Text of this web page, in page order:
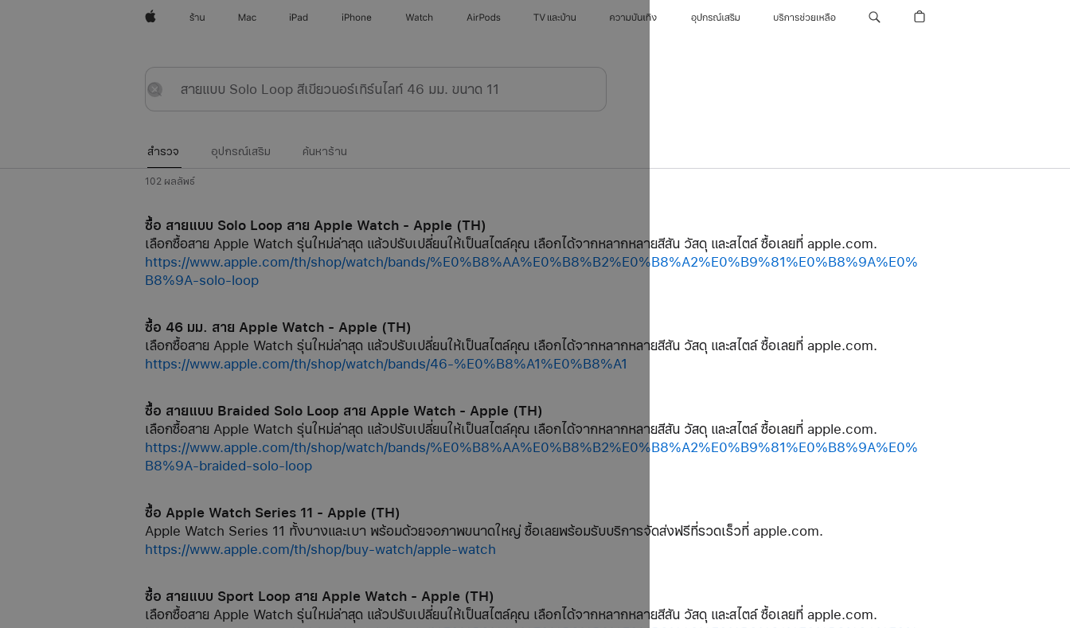
Appleร้าน Mac iPad iPhone Watch AirPods TV และบ้าน ความบันเทิง อุปกรณ์เสริม บริการช่วยเหลือ
ส่ง
รีเซ็ต
สำรวจ อุปกรณ์เสริม ค้นหาร้าน
102 ผลลัพธ์
ซื้อ สายแบบ Solo Loop สาย Apple Watch - Apple (TH)
เลือกซื้อสาย Apple Watch รุ่นใหม่ล่าสุด แล้วปรับเปลี่ยนให้เป็นสไตล์คุณ เลือกได้จากหลากหลายสีสัน วัสดุ และสไตล์ ซื้อเลยที่ apple.com.
https://www.apple.com/th/shop/watch/bands/%E0%B8%AA%E0%B8%B2%E0%B8%A2%E0%B9%81%E0%B8%9A%E0%
B8%9A-solo-loop
ซื้อ 46 มม. สาย Apple Watch - Apple (TH)
เลือกซื้อสาย Apple Watch รุ่นใหม่ล่าสุด แล้วปรับเปลี่ยนให้เป็นสไตล์คุณ เลือกได้จากหลากหลายสีสัน วัสดุ และสไตล์ ซื้อเลยที่ apple.com.
https://www.apple.com/th/shop/watch/bands/46-%E0%B8%A1%E0%B8%A1
ซื้อ สายแบบ Braided Solo Loop สาย Apple Watch - Apple (TH)
เลือกซื้อสาย Apple Watch รุ่นใหม่ล่าสุด แล้วปรับเปลี่ยนให้เป็นสไตล์คุณ เลือกได้จากหลากหลายสีสัน วัสดุ และสไตล์ ซื้อเลยที่ apple.com.
https://www.apple.com/th/shop/watch/bands/%E0%B8%AA%E0%B8%B2%E0%B8%A2%E0%B9%81%E0%B8%9A%E0%
B8%9A-braided-solo-loop
ซื้อ Apple Watch Series 11 - Apple (TH)
Apple Watch Series 11 ทั้งบางและเบา พร้อมด้วยจอภาพขนาดใหญ่ ซื้อเลยพร้อมรับบริการจัดส่งฟรีที่รวดเร็วที่ apple.com.
https://www.apple.com/th/shop/buy-watch/apple-watch
ซื้อ สายแบบ Sport Loop สาย Apple Watch - Apple (TH)
เลือกซื้อสาย Apple Watch รุ่นใหม่ล่าสุด แล้วปรับเปลี่ยนให้เป็นสไตล์คุณ เลือกได้จากหลากหลายสีสัน วัสดุ และสไตล์ ซื้อเลยที่ apple.com.